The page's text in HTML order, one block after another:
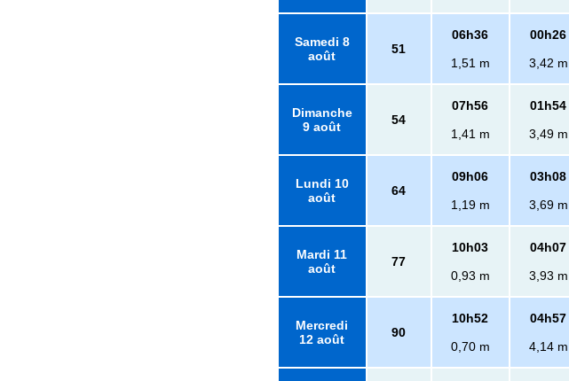
Samedi 8
août
51
06h36
1,51 m
00h26
3,42 m
Dimanche
9 août
54
07h56
1,41 m
01h54
3,49 m
Lundi 10
août
64
09h06
1,19 m
03h08
3,69 m
Mardi 11
août
77
10h03
0,93 m
04h07
3,93 m
Mercredi
12 août
90
10h52
0,70 m
04h57
4,14 m